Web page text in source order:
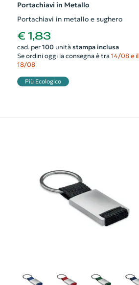
Portachiavi in Metallo
Portachiavi in metallo e sughero
€ 1,83
cad. per 100unità stampa inclusa
Se ordini oggi la consegna è tra 14/08 e il
18/08
Più Ecologico